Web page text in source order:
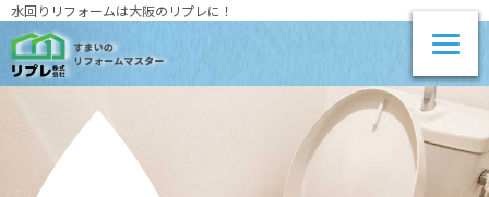
水回りリフォームは大阪のリプレに！